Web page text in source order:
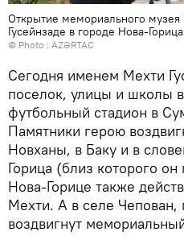
Открытие мемориального музея
Гусейнзаде в городе Нова-
© Photo : AZƏRTAC
Сегодня именем Мехти
поселок, улицы и школы
футбольный стадион в
Памятники герою
Новханы, в Баку и в
Горица (близ которого
Нова-Горице также
Мехти. А в селе Чепован,
воздвигнут